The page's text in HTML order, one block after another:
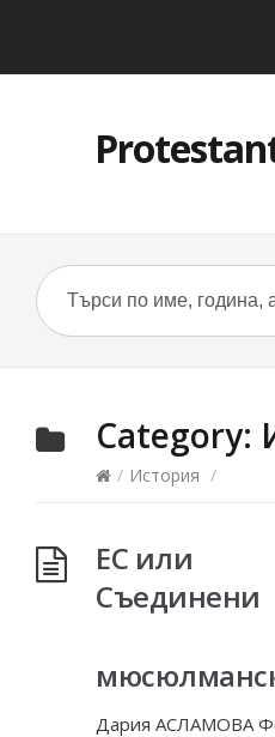
Category:
/ История /
ЕС или
Съединени
Дария АСЛАМОВА